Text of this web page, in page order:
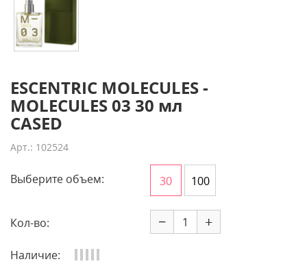
ESCENTRIC MOLECULES -
MOLECULES 03 30 мл
CASED
Арт.: 102524
Выберите объем: 30 100
Кол-во: − +
Наличие: